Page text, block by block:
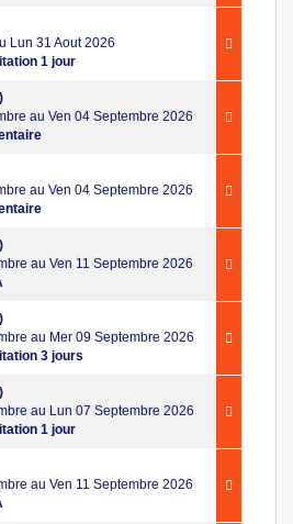
Lun 31 Aout 2026
1 jour
au Ven 04 Septembre 2026
au Ven 04 Septembre 2026
au Ven 11 Septembre 2026
au Mer 09 Septembre 2026
3 jours
au Lun 07 Septembre 2026
1 jour
au Ven 11 Septembre 2026